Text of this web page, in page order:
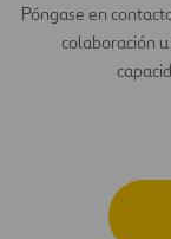
Póngase en
colaboración